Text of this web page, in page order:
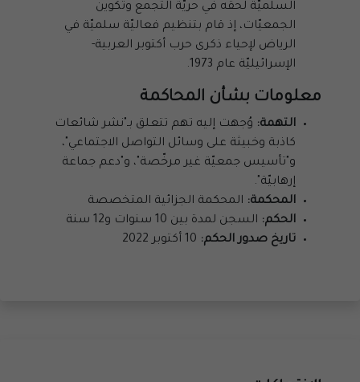
السلميّة لحقه في حريّة التجمع وتكوين
الجمعيّات، إذ قام بتنظيم فعاليّة سلميّة في
الرياض لإحياء ذكرى حرب أكتوبر العربية-
الإسرائيليّة عام 1973.
معلومات بشأن المحاكمة
التهمة: وُجهت إليه تهم تتعلق بـ"نشر شائعات
كاذبة وخبيثة على وسائل التواصل الاجتماعي"،
و"تأسيس جمعيّة غير مرخّصة"، و"دعم جماعة
إرهابيّة".
المحكمة: المحكمة الجزائية المتخصصة
الحكم: السجن لمدة بين 10 سنوات و12 سنة
تاريخ صدور الحكم: